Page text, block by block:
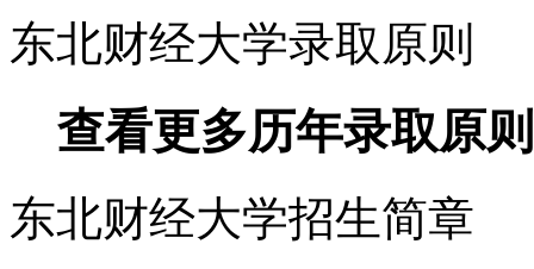
东北财经大学录取原则
查看更多历年录取原则
东北财经大学招生简章